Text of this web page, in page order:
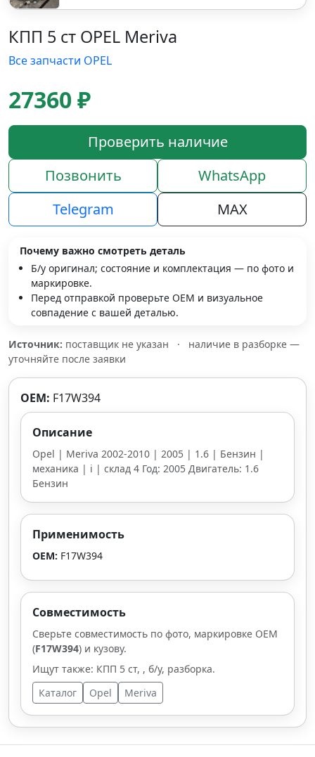
КПП 5 ст OPEL Meriva
Все запчасти OPEL
27360 ₽
Проверить наличие
Позвонить
WhatsApp
Telegram
MAX
Почему важно смотреть деталь
Б/у оригинал; состояние и комплектация — по фото и
маркировке.
Перед отправкой проверьте OEM и визуальное
совпадение с вашей деталью.
Источник: поставщик не указан ·
наличие в разборке —
уточняйте после заявки
OEM: F17W394
Описание
Opel | Meriva 2002-2010 | 2005 | 1.6 | Бензин |
механика | i | склад 4 Год: 2005 Двигатель: 1.6
Бензин
Применимость
OEM: F17W394
Совместимость
Сверьте совместимость по фото, маркировке OEM
(F17W394) и кузову.
Ищут также: КПП 5 ст, , б/у, разборка.
Каталог
Opel Meriva